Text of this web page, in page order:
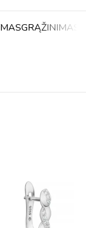
GRĄŽINIMAS